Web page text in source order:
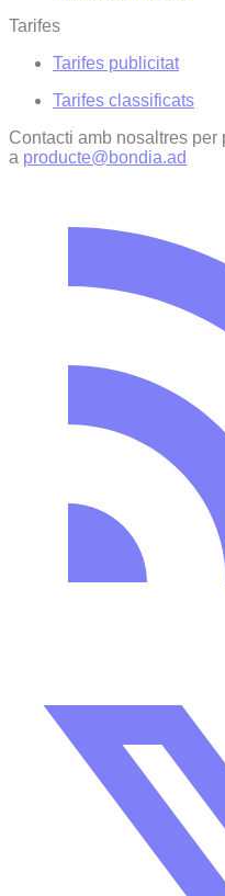
Tarifes
Tarifes publicitat
Tarifes classificats
Contacti amb nosaltres
a producte@bondia.ad